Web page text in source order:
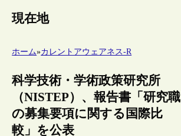
現在地
ホーム»カレントアウェアネス-R
科学技術・学術政策研究所
（NISTEP）、報告書「研究職
の募集要項に関する国際比
較」を公表